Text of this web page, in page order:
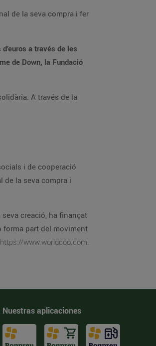
https://www.worldcoo.com.
Nuestras aplicaciones